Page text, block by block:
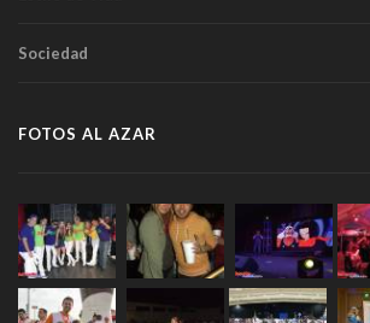
Sociedad
FOTOS AL AZAR